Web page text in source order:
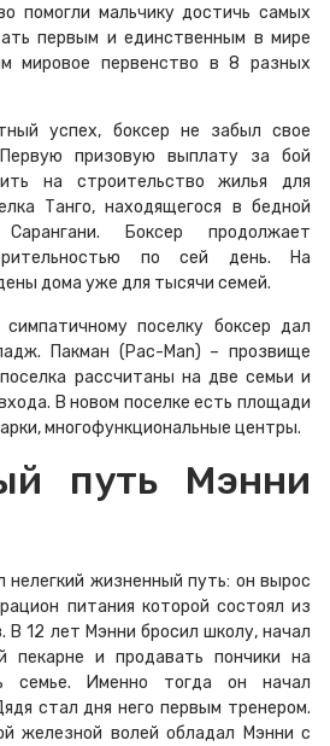
помогли мальчику достичь самых
первым и единственным в мире
мировое первенство в 8 разных
успех, боксер не забыл свое
призовую выплату за бой
на строительство жилья для
Танго, находящегося в бедной
Боксер продолжает
по сей день. На
дома уже для тысячи семей.
поселку боксер дал
Пакман (Pac-Man) – прозвище
рассчитаны на две семьи и
В новом поселке есть площади
многофункциональные центры.
путь Мэнни
нелегкий жизненный путь: он вырос
питания которой состоял из
В 12 лет Мэнни бросил школу, начал
пекарне и продавать пончики на
семье. Именно тогда он начал
стал дня него первым тренером.
железной волей обладал Мэнни с